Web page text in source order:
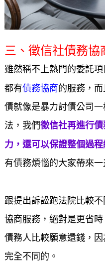
三、徵信社債務協
雖然稱不上熱門的委託
都有債務協商的服務，
債就像是暴力討債公司
法，我們徵信社再進行
力，還可以保證整個過
有債務煩惱的大家帶來一
跟提出訴訟跑法院比較
協商服務，絕對是更省
債務人比較願意還錢，因
完全不同的。